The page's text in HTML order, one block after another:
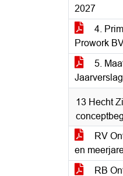
2027
4.
Prowork
5.
13 Hecht
RV
en
RB